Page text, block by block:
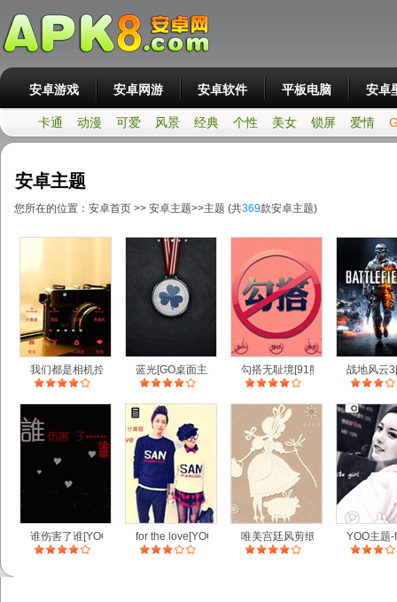
安卓游戏 安卓网游 安卓软件 平板电脑 安卓
卡通 动漫 可爱 风景 经典 个性 美女 锁屏 爱情
安卓主题
您所在的位置： 安卓首页 >> 安卓主题>>主题 (共369款安卓主题)
我们都是相机控[YOO主题]蓝光[GO桌面主题] 勾搭无耻境[91熊猫桌面主题]
战地风云
谁伤害了谁[YOO主题] for the love[YOO主题] 唯美宫廷风剪纸[YOO桌面]YOO主题